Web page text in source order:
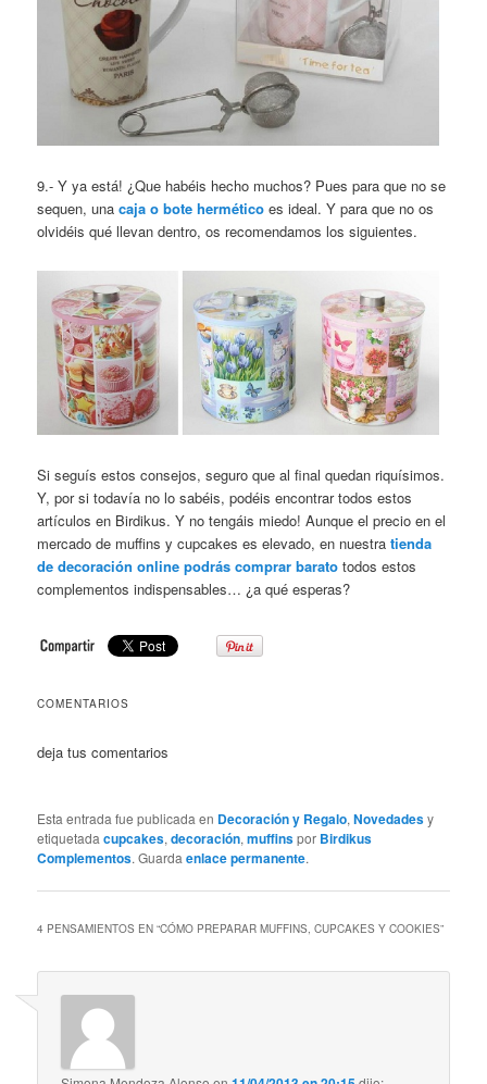
9.- Y ya está! ¿Que habéis hecho muchos? Pues para que no se
sequen, unacaja o bote hermético es ideal. Y para que no os
olvidéis qué llevan dentro, os recomendamos los siguientes.
Si seguís estos consejos, seguro que al final quedan riquísimos.
Y, por si todavía no lo sabéis, podéis encontrar todos estos
artículos en Birdikus. Y no tengáis miedo! Aunque el precio en el
mercado de muffins y cupcakes es elevado, en nuestratienda
de decoración online podrás comprar barato todos estos
complementos indispensables… ¿a qué esperas?
COMENTARIOS
deja tus comentarios
Esta entrada fue publicada en Decoración y Regalo,Novedadesy
etiquetadacupcakes,decoración,muffinspor Birdikus
Complementos. Guardaenlace permanente.
4 PENSAMIENTOS EN “CÓMO PREPARAR MUFFINS, CUPCAKES Y COOKIES”